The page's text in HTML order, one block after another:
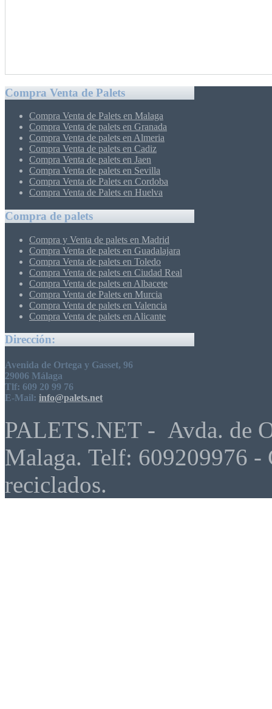
Compra Venta de Palets
Compra Venta de Palets en Malaga
Compra Venta de palets en Granada
Compra Venta de palets en Almeria
Compra Venta de palets en Cadiz
Compra Venta de palets en Jaen
Compra Venta de palets en Sevilla
Compra Venta de Palets en Cordoba
Compra Venta de Palets en Huelva
Compra de palets
Compra y Venta de palets en Madrid
Compra Venta de palets en Guadalajara
Compra Venta de palets en Toledo
Compra Venta de palets en Ciudad Real
Compra Venta de palets en Albacete
Compra Venta de Palets en Murcia
Compra Venta de palets en Valencia
Compra Venta de palets en Alicante
Dirección:
Avenida de Ortega y Gasset, 96
29006 Málaga
Tlf: 609 20 99 76
E-Mail: info@palets.net
PALETS.NET - Avda. de
Malaga. Telf: 609209976 -
reciclados.